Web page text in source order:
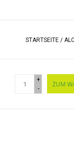
STARTSEITE /
+
-
ZUM